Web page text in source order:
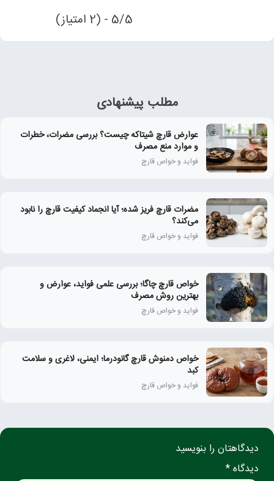
5/5 - (2 امتیاز)
مطلب پیشنهادی
عوارض قارچ شیتاکه چیست؟ بررسی مضرات، خطرات
و موارد منع مصرف
فواید و خواص قارچ
مضرات قارچ فریز شده؛ آیا انجماد کیفیت قارچ را نابود
می‌کند؟
فواید و خواص قارچ
خواص قارچ چاگا؛ بررسی علمی فواید، عوارض و
بهترین روش مصرف
فواید و خواص قارچ
خواص دمنوش قارچ گانودرما؛ ایمنی، لاغری و سلامت
کبد
فواید و خواص قارچ
دیدگاهتان را بنویسید
دیدگاه *